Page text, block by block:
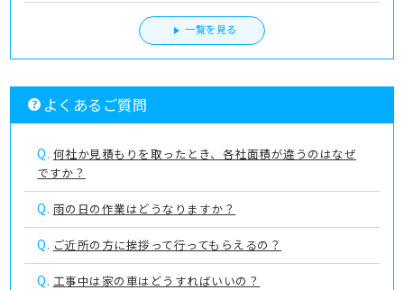
一覧を見る
よくあるご質問
Q. 何社か見積もりを取ったとき、各社面積が違うのはなぜ
ですか？
Q. 雨の日の作業はどうなりますか？
Q. ご近所の方に挨拶って行ってもらえるの？
Q. 工事中は家の車はどうすればいいの？